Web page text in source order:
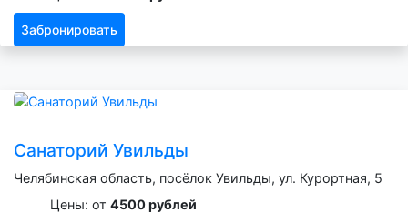
Забронировать
Санаторий Увильды
Челябинская область, посёлок Увильды, ул. Курортная, 5
Цены: от 4500 рублей